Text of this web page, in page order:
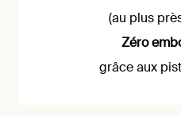
(au plus
Zéro
grâce aux